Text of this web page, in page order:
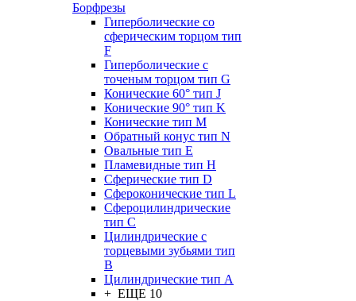
Борфрезы
Гиперболические cо
сферическим торцом тип
F
Гиперболические с
точеным торцом тип G
Конические 60° тип J
Конические 90° тип K
Конические тип M
Обратный конус тип N
Овальные тип E
Пламевидные тип H
Сферические тип D
Сфероконические тип L
Сфероцилиндрические
тип C
Цилиндрические с
торцевыми зубьями тип
B
Цилиндрические тип А
+ ЕЩЕ 10